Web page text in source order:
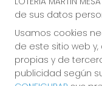
Imagen anterior
de sus datos
Usamos cookies
de este sitio web
propias y de
publicidad según